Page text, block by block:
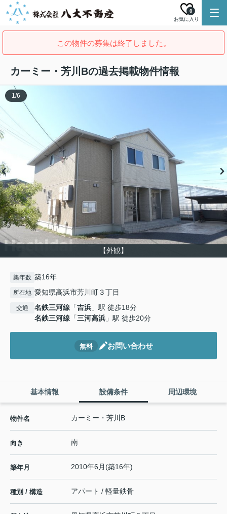
お気に入り
0
この物件の募集は終了しました。
カーミー・芳川Bの過去掲載物件情報
【外観】
1/6
築年数 築16年
所在地 愛知県高浜市芳川町３丁目
交通 名鉄三河線 「吉浜 」駅 徒歩18分
名鉄三河線 「三河高浜 」駅 徒歩20分
無料 お問い合わせ
基本情報 設備条件 周辺環境
物件名 カーミー・芳川B
向き 南
築年月 2010年6月(築16年)
種別 / 構造 アパート / 軽量鉄骨